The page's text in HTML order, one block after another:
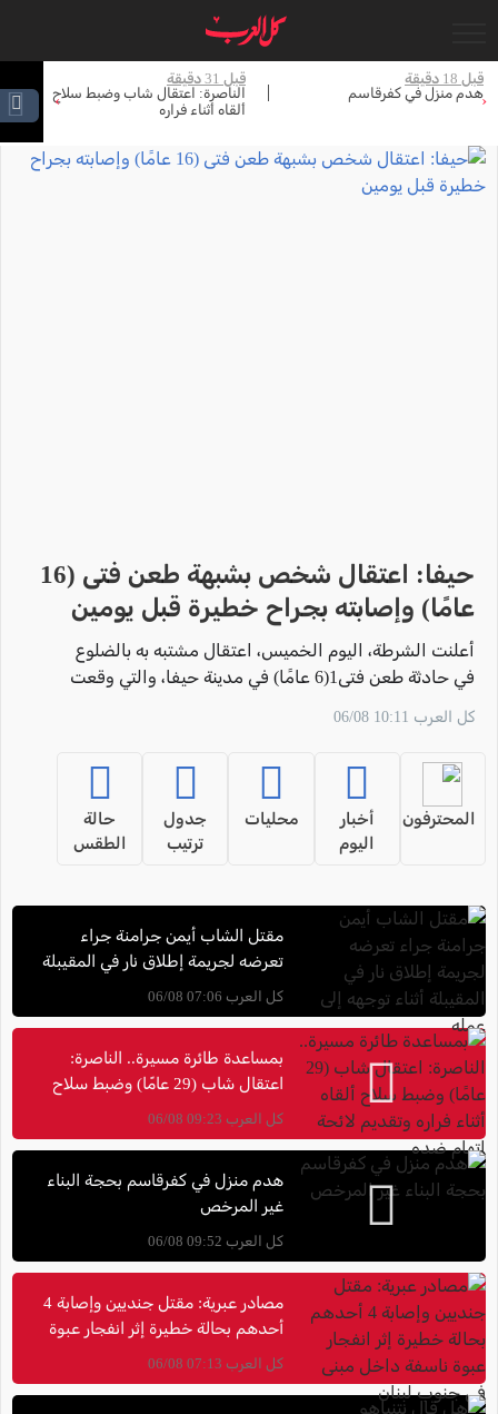
قبل 31 دقيقة
الناصرة: اعتقال شاب وضبط سلاح
قبل 33 دقيقة
العثور على جثة خلال البحث عن
مفقود من النقب
‹
›
جاري التحميل...
حيفا: اعتقال شخص بشبهة طعن فتى (16
عامًا) وإصابته بجراح خطيرة قبل يومين
أعلنت الشرطة، اليوم الخميس، اعتقال مشتبه به بالضلوع
في حادثة طعن فتى1(6 عامًا) في مدينة حيفا، والتي وقعت
كل العرب 10:11 06/08
المحترفون
أخبار
اليوم
محليات
جدول
ترتيب
حالة
الطقس
مقتل الشاب أيمن جرامنة جراء
تعرضه لجريمة إطلاق نار في المقيبلة
أثناء توجهه إلى عمله
كل العرب 07:06 06/08
بمساعدة طائرة مسيرة.. الناصرة:
اعتقال شاب (29 عامًا) وضبط سلاح
ألقاه أثناء فراره وتقديم لائحة اتهام
ضده
كل العرب 09:23 06/08
هدم منزل في كفرقاسم بحجة البناء
غير المرخص
كل العرب 09:52 06/08
مصادر عبرية: مقتل جنديين وإصابة 4
أحدهم بحالة خطيرة إثر انفجار عبوة
ناسفة داخل مبنى في جنوب لبنان
كل العرب 07:13 06/08